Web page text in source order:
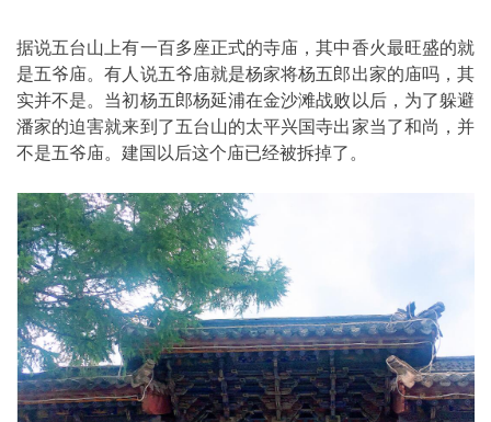
据说五台山上有一百多座正式的寺庙，其中香火最旺盛的就
是五爷庙。有人说五爷庙就是杨家将杨五郎出家的庙吗，其
实并不是。当初杨五郎杨延浦在金沙滩战败以后，为了躲避
潘家的迫害就来到了五台山的太平兴国寺出家当了和尚，并
不是五爷庙。建国以后这个庙已经被拆掉了。